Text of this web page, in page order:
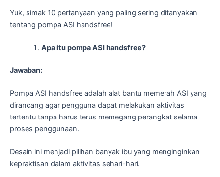
Yuk, simak 10 pertanyaan yang paling sering ditanyakan
tentang pompa ASI handsfree!
Apa itu pompa ASI handsfree?
Jawaban:
Pompa ASI handsfree adalah alat bantu memerah ASI yang
dirancang agar pengguna dapat melakukan aktivitas
tertentu tanpa harus terus memegang perangkat selama
proses penggunaan.
Desain ini menjadi pilihan banyak ibu yang menginginkan
kepraktisan dalam aktivitas sehari-hari.